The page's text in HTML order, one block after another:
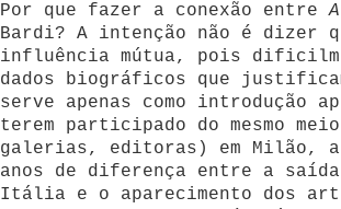
Por que fazer a conexão entre
Bardi? A intenção não é dizer
influência mútua, pois
dados biográficos que
serve apenas como introdução
terem participado do mesmo
galerias, editoras) em Milão,
anos de diferença entre a
Itália e o aparecimento dos